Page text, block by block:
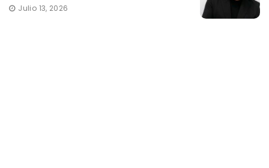
Julio 13, 2026